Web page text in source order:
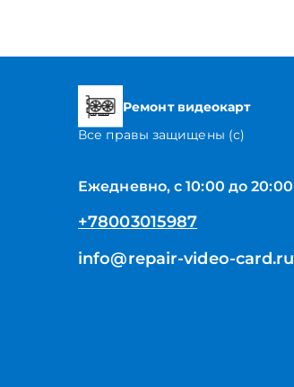
Ремонт видеокарт
Все правы защищены (с)
Ежедневно, с 10:00 до 20:00
+78003015987
info@repair-video-card.ru